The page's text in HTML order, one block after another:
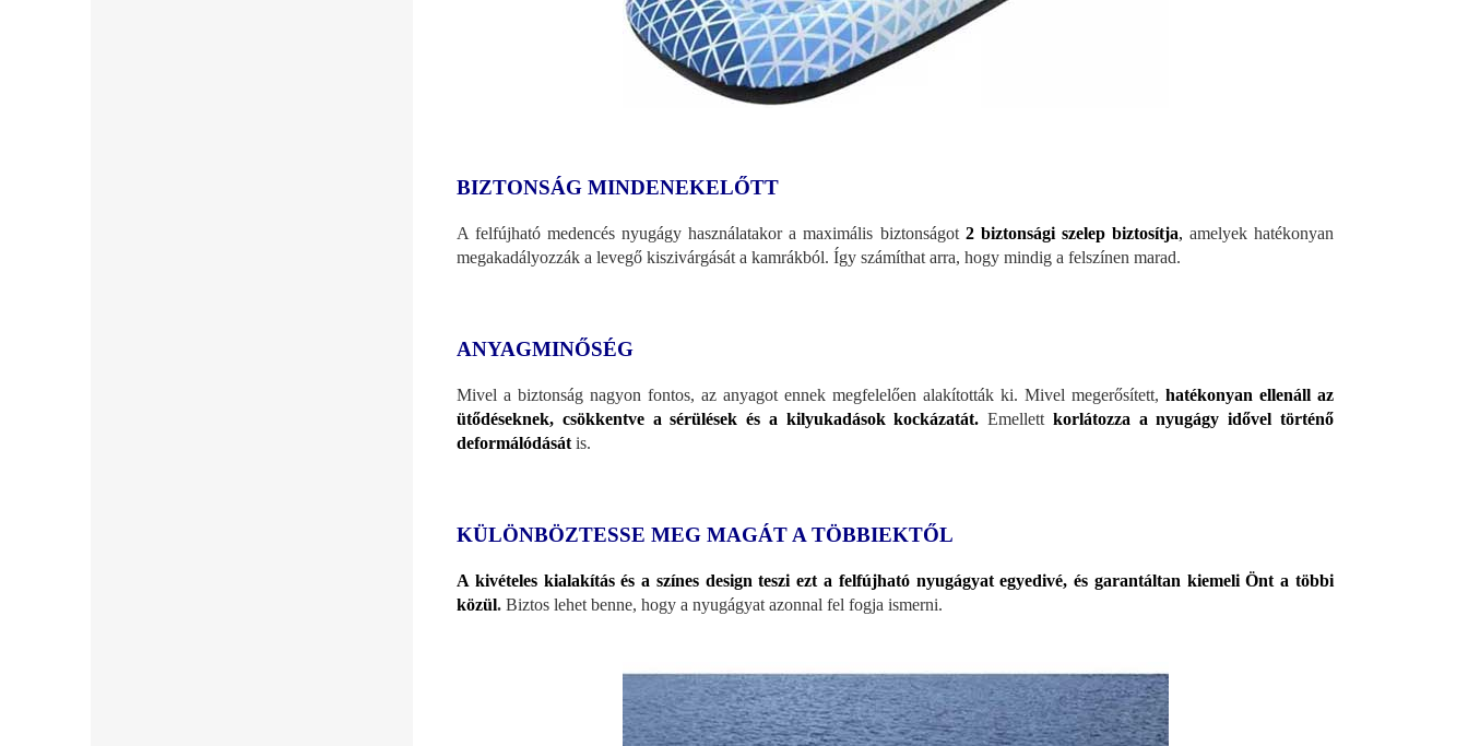
BIZTONSÁG MINDENEKELŐTT
A felfújható medencés nyugágy használatakor a maximális biztonságot 2 biztonsági szelep biztosítja, amelyek hatékonyan
megakadályozzák a levegő kiszivárgását a kamrákból. Így számíthat arra, hogy mindig a felszínen marad.
ANYAGMINŐSÉG
Mivel a biztonság nagyon fontos, az anyagot ennek megfelelően alakították ki. Mivel megerősített, hatékonyan ellenáll az
ütődéseknek, csökkentve a sérülések és a kilyukadások kockázatát.Emellett korlátozza a nyugágy idővel történő
deformálódását is.
KÜLÖNBÖZTESSE MEG MAGÁT A TÖBBIEKTŐL
A kivételes kialakítás és a színes design teszi ezt a felfújható nyugágyat egyedivé, és garantáltan kiemeli Önt a többi
közül. Biztos lehet benne, hogy a nyugágyat azonnal fel fogja ismerni.